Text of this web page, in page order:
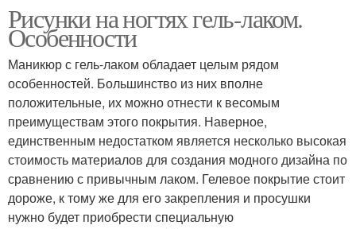
Рисунки на ногтях гель-лаком.
Особенности
Маникюр с гель-лаком обладает целым рядом
особенностей. Большинство из них вполне
положительные, их можно отнести к весомым
преимуществам этого покрытия. Наверное,
единственным недостатком является несколько высокая
стоимость материалов для создания модного дизайна по
сравнению с привычным лаком. Гелевое покрытие стоит
дороже, к тому же для его закрепления и просушки
нужно будет приобрести специальную